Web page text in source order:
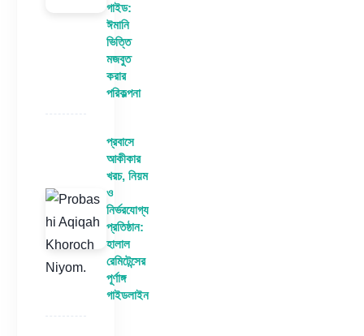
গাইড:
ঈমানি
ভিত্তি
মজবুত
করার
পরিকল্পনা
প্রবাসে
আকীকার
খরচ, নিয়ম
ও
নির্ভরযোগ্য
প্রতিষ্ঠান:
হালাল
রেমিটেন্সের
পূর্ণাঙ্গ
গাইডলাইন